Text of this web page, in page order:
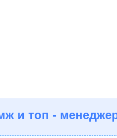
и топ -